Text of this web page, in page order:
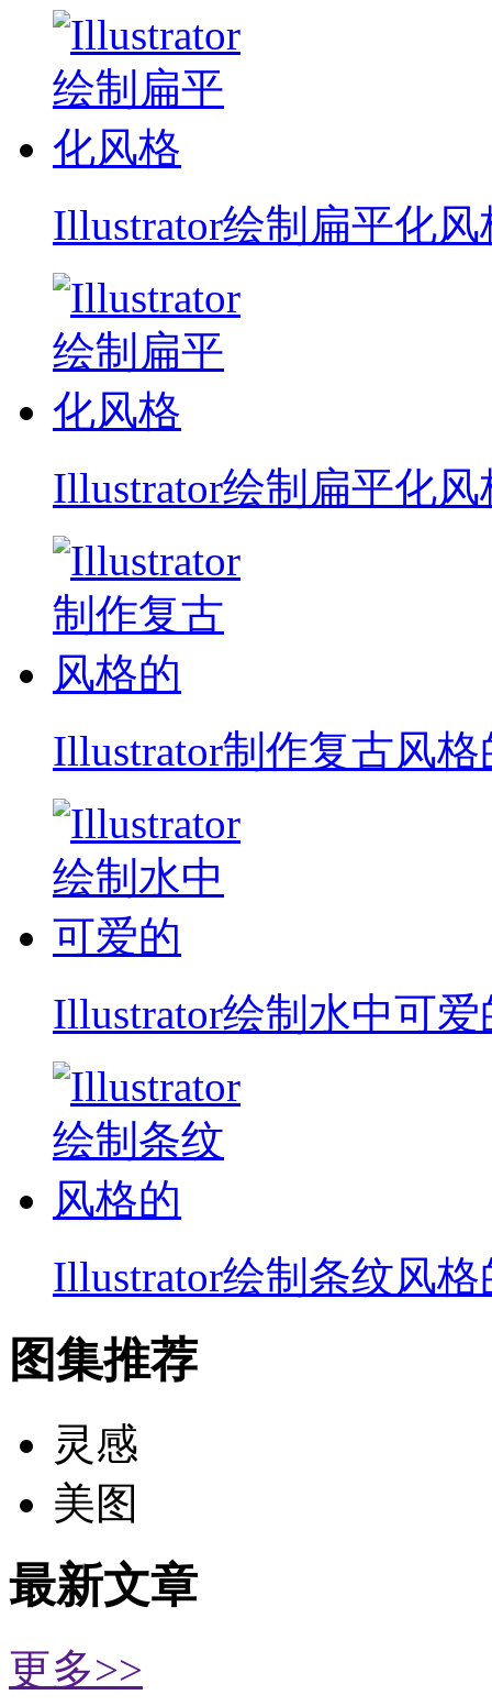
Illustrator绘制扁平化风
Illustrator绘制扁平化风
Illustrator制作复古风格
Illustrator绘制水中可爱
Illustrator绘制条纹风格
图集推荐
灵感
美图
最新文章
更多>>